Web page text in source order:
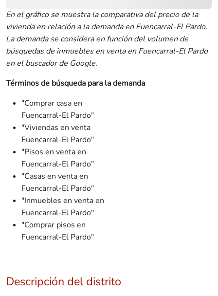
En el gráfico se muestra la comparativa del precio de la
vivienda en relación a la demanda en Fuencarral-El Pardo.
La demanda se considera en función del volumen de
búsquedas de inmuebles en venta en Fuencarral-El Pardo
en el buscador de Google.
Términos de búsqueda para la demanda
"Comprar casa en
Fuencarral-El Pardo"
"Viviendas en venta
Fuencarral-El Pardo"
"Pisos en venta en
Fuencarral-El Pardo"
"Casas en venta en
Fuencarral-El Pardo"
"Inmuebles en venta en
Fuencarral-El Pardo"
"Comprar pisos en
Fuencarral-El Pardo"
Descripción del distrito